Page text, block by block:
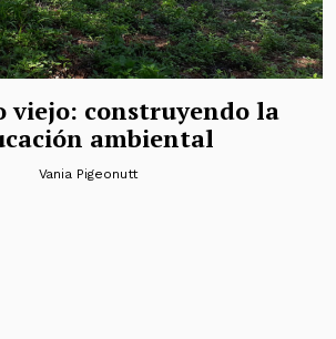
viejo: construyendo la
ambiental
Vania Pigeonutt